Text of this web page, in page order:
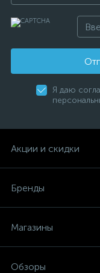
Я даю
Акции и скидки
Бренды
Магазины
Обзоры